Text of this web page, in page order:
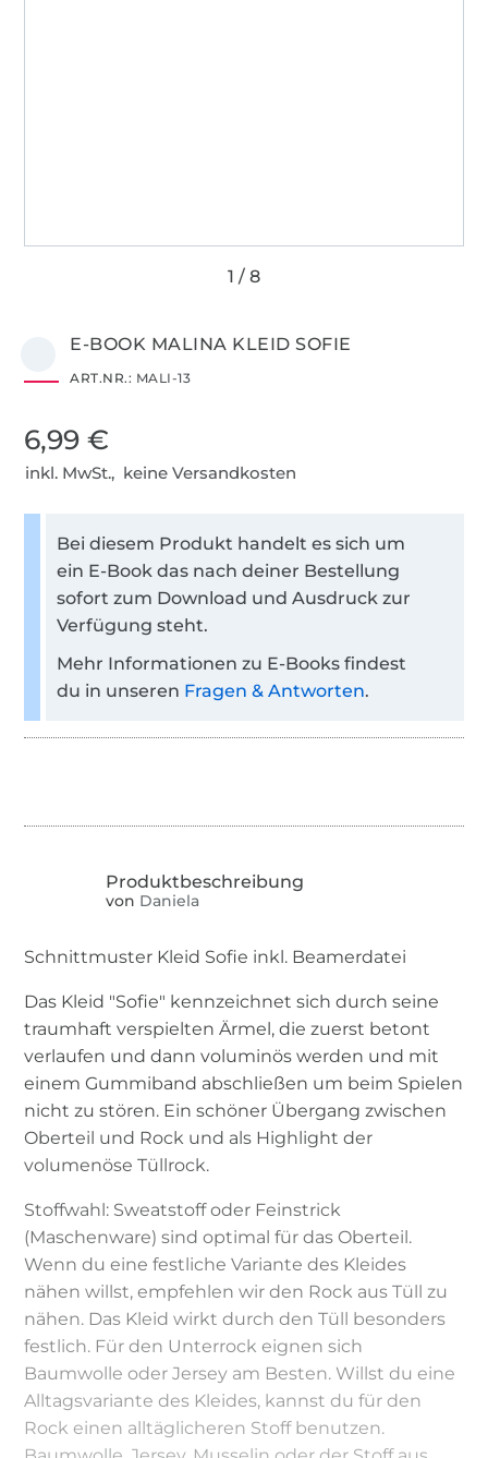
E-BOOK MALINA KLEID SOFIE
ART.NR.: MALI-13
6,99 €
inkl. MwSt., keine Versandkosten
Bei diesem Produkt handelt es sich um
ein E-Book das nach deiner Bestellung
sofort zum Download und Ausdruck zur
Verfügung steht.
Mehr Informationen zu E-Books findest
du in unseren Fragen & Antworten.
von Daniela
Schnittmuster Kleid Sofie inkl. Beamerdatei
Das Kleid "Sofie" kennzeichnet sich durch seine
traumhaft verspielten Ärmel, die zuerst betont
verlaufen und dann voluminös werden und mit
einem Gummiband abschließen um beim Spielen
nicht zu stören. Ein schöner Übergang zwischen
Oberteil und Rock und als Highlight der
volumenöse Tüllrock.
Stoffwahl: Sweatstoff oder Feinstrick
(Maschenware) sind optimal für das Oberteil.
Wenn du eine festliche Variante des Kleides
nähen willst, empfehlen wir den Rock aus Tüll zu
nähen. Das Kleid wirkt durch den Tüll besonders
festlich. Für den Unterrock eignen sich
Baumwolle oder Jersey am Besten. Willst du eine
Alltagsvariante des Kleides, kannst du für den
Rock einen alltäglicheren Stoff benutzen.